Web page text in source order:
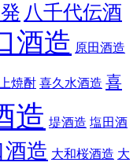
八千代伝酒
酒造 原田酒造
焼酎 喜久水酒造 喜
造 堤酒造 塩田酒
酒造 大和桜酒造 大